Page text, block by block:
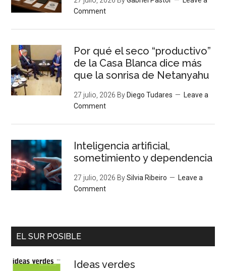
Comment
Por qué el seco “productivo”
de la Casa Blanca dice más
que la sonrisa de Netanyahu
27 julio, 2026 ByDiego Tudares
Leave a
Comment
Inteligencia artificial,
sometimiento y dependencia
27 julio, 2026 BySilvia Ribeiro
Leave a
Comment
EL SUR POSIBLE
Ideas verdes